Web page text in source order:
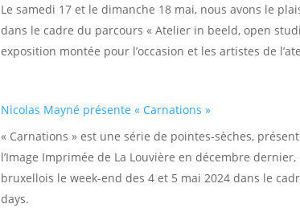
Le samedi 17 et le dimanche 18 mai, nous avons le
dans le cadre du parcours « Atelier in beeld, open
exposition montée pour l’occasion et les artistes de
Nicolas Mayné présente « Carnations »
« Carnations » est une série de pointes-sèches,
l’Image Imprimée de La Louvière en décembre
bruxellois le week-end des 4 et 5 mai 2024 dans le
days.